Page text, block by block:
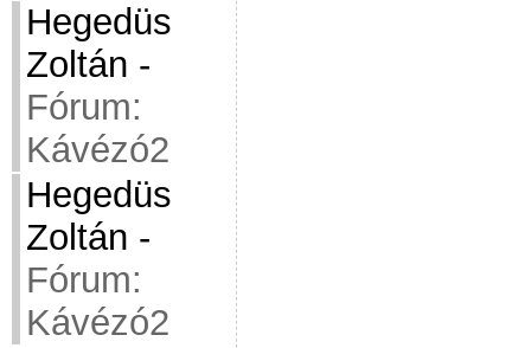
Hegedüs
Zoltán -
Fórum:
Kávézó2
Hegedüs
Zoltán -
Fórum:
Kávézó2